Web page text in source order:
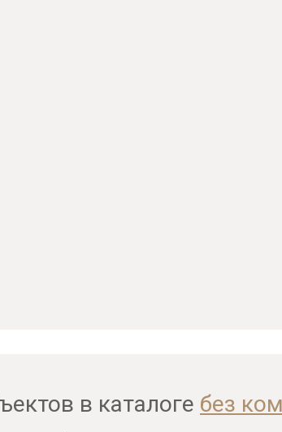
в каталоге без